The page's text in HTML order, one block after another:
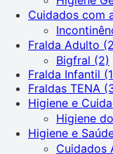
Cuidados com
Fralda Adulto
Bigfral (2)
Fralda Infantil
Fraldas TENA
Higiene e
Higiene
Higiene e
Cuidados